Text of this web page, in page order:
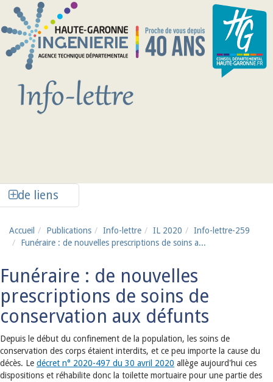
Aller au contenu principal
de liens
Accueil Publications Info-lettre IL 2020
Info-lettre-259
Funéraire : de nouvelles prescriptions de soins a...
Funéraire : de nouvelles
prescriptions de soins de
conservation aux défunts
Depuis le début du confinement de la population, les soins de
conservation des corps étaient interdits, et ce peu importe la cause du
décès. Le décret n° 2020-497 du 30 avril 2020 allège aujourd'hui ces
dispositions et réhabilite donc la toilette mortuaire pour une partie des